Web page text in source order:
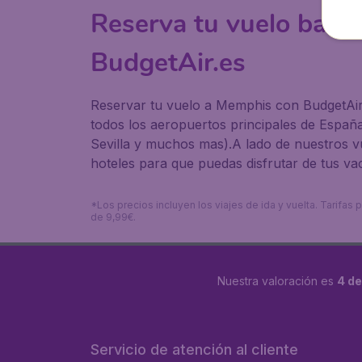
Reserva tu vuelo
BudgetAir.es
Reservar tu vuelo a Memphis con
todos los aeropuertos principales de
Sevilla y muchos mas).A lado de nuestros
hoteles para que puedas disfrutar de tus
*Los precios incluyen los viajes de ida y vuelta.
de 9,99€.
Nuestra valoración es 4
Servicio de atención al cliente